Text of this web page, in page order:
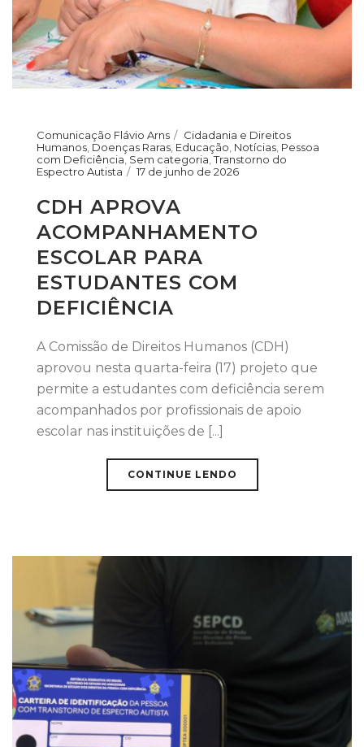
Comunicação Flávio Arns
Cidadania e Direitos
Humanos Doenças Raras Educação Notícias Pessoa
com Deficiência Sem categoria ,Transtorno do
Espectro Autista
17 de junho de 2026
CDH APROVA
ACOMPANHAMENTO
ESCOLAR PARA
ESTUDANTES COM
DEFICIÊNCIA
A Comissão de Direitos Humanos (CDH)
aprovou nesta quarta-feira (17) projeto que
permite a estudantes com deficiência serem
acompanhados por profissionais de apoio
escolar nas instituições de [...]
CONTINUE LENDO